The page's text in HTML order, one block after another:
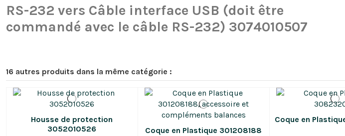
RS-232 vers Câble interface USB (doit être
commandé avec le câble RS-232) 3074010507
16 autres produits dans la même catégorie :
Housse de protection
3052010526
Coque en Plastique 301208188
Coque en